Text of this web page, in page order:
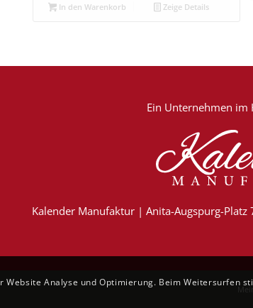
In den Warenkorb Zeige Details
Ein Unternehmen im
Kalender Manufaktur | Anita-Augspurg-
Website Analyse und Optimierung. Beim Weitersurfen